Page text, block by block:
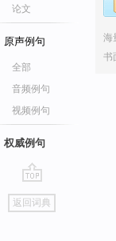
论文
原声例句
全部
音频例句
视频例句
权威例句
go
top
返回词典
海
书